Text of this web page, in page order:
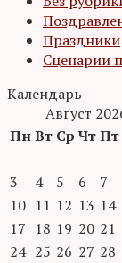
Праздники
Сценарии
Календарь
Август
ПнВт Ср ЧтПт
3
4 5 6 7
10 11 12 13 14
17 18 19 20 21
24 25 26 27 28